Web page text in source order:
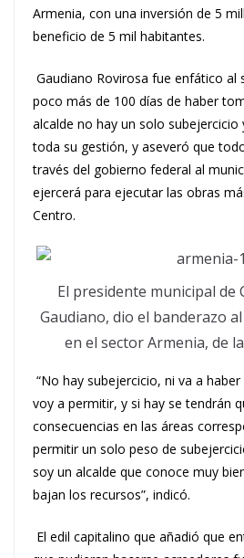
Armenia, con una inversión de 5
beneficio de 5 mil habitantes.
Gaudiano Rovirosa fue enfático al
poco más de 100 días de haber
alcalde no hay un solo subejercicio
toda su gestión, y aseveró que
través del gobierno federal al
ejercerá para ejecutar las obras
Centro.
El presidente municipal de
Gaudiano, dio el banderazo
en el sector Armenia, de
“No hay subejercicio, ni va a
voy a permitir, y si hay se tendrán
consecuencias en las áreas
permitir un solo peso de
soy un alcalde que conoce muy
bajan los recursos”, indicó.
El edil capitalino que añadió que